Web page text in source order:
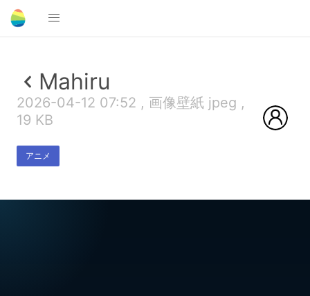
Mahiru
2026-04-12 07:52 , 画像壁紙 jpeg ,
19 KB
アニメ